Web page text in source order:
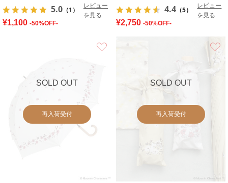
5.0 （1）
レビュー
を見る
¥1,100 -50%OFF-
4.4 （5）
レビュー
を見る
¥2,750 -50%OFF-
SOLD OUT
再入荷受付
SOLD OUT
再入荷受付